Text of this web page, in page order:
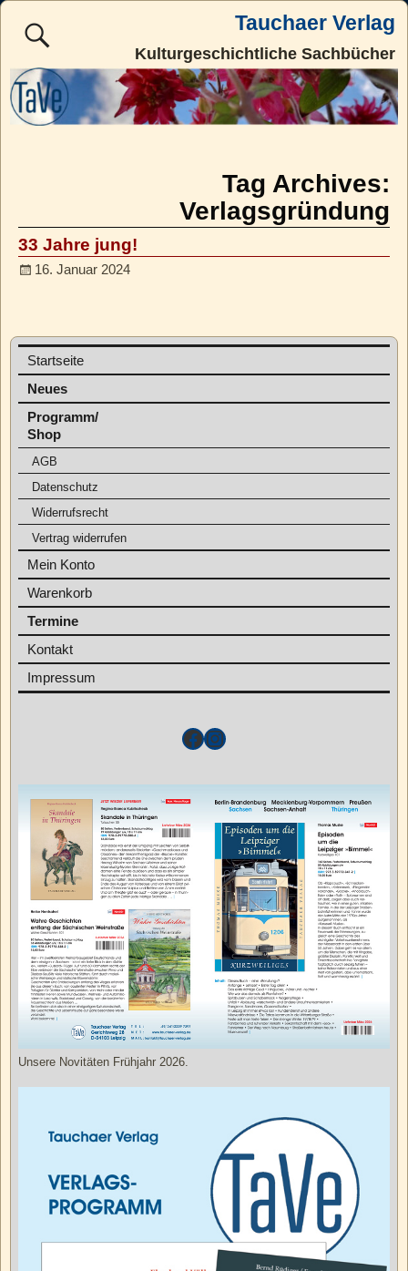
Tauchaer Verlag
Kulturgeschichtliche Sachbücher
Tag Archives:
Verlagsgründung
33 Jahre jung!
16. Januar 2024
Startseite
Neues
Programm/
Shop
AGB
Datenschutz
Widerrufsrecht
Vertrag widerrufen
Mein Konto
Warenkorb
Termine
Kontakt
Impressum
Unsere Novitäten Frühjahr 2026.